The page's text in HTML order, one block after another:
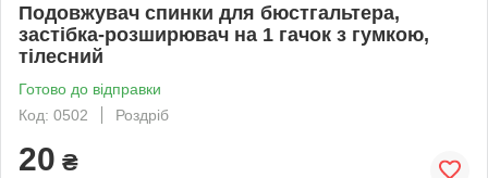
Подовжувач спинки для бюстгальтера,
застібка-розширювач на 1 гачок з гумкою,
тілесний
Готово до відправки
Код: 0502
Роздріб
20 ₴